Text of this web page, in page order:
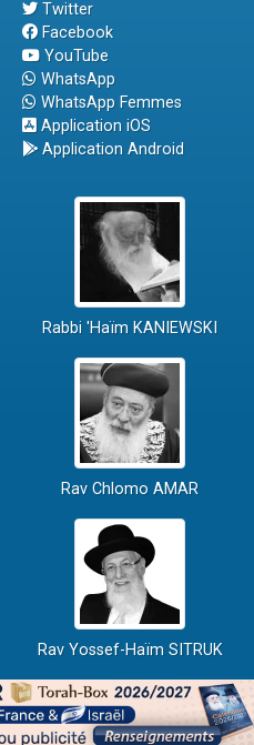
Twitter
Facebook
YouTube
WhatsApp
WhatsApp Femmes
Application iOS
Application Android
Rabbi 'Haïm KANIEWSKI
Rav Chlomo AMAR
Rav Yossef-Haïm SITRUK